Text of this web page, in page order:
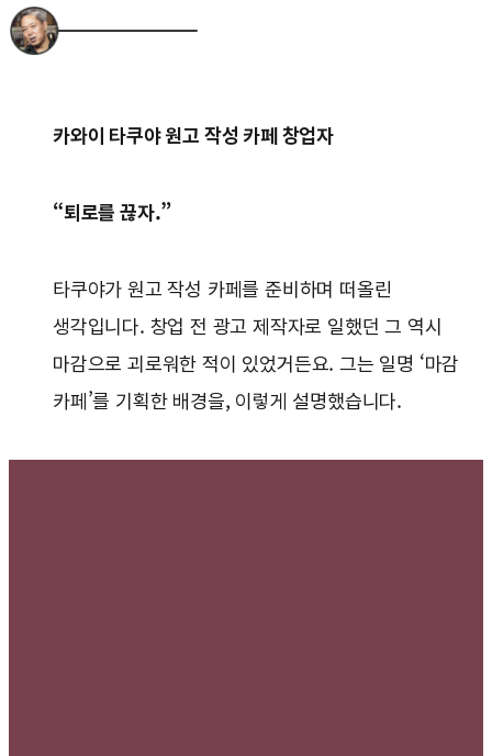
카와이 타쿠야 원고 작성 카페 창업자
“퇴로를 끊자.”
타쿠야가 원고 작성 카페를 준비하며 떠올린
생각입니다. 창업 전 광고 제작자로 일했던 그 역시
마감으로 괴로워한 적이 있었거든요. 그는 일명 ‘마감
카페’를 기획한 배경을, 이렇게 설명했습니다.